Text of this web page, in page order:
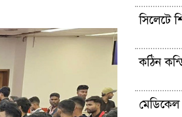
সিলেটে
কঠিন
মেডিকেল